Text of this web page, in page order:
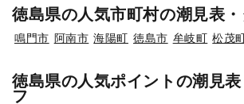
徳島県の人気市町村の潮見表
鳴門市 阿南市 海陽町 徳島市 牟岐町 松茂
徳島県の人気ポイントの潮見
フ